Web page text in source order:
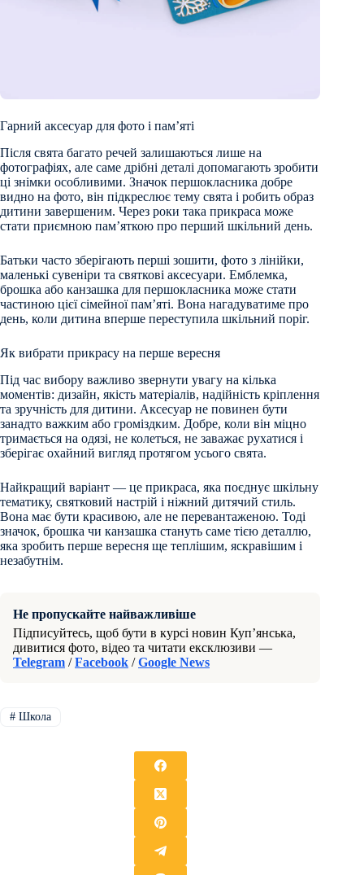
Гарний аксесуар для фото і пам’яті
Після свята багато речей залишаються лише на
фотографіях, але саме дрібні деталі допомагають зробити
ці знімки особливими. Значок першокласника добре
видно на фото, він підкреслює тему свята і робить образ
дитини завершеним. Через роки така прикраса може
стати приємною пам’яткою про перший шкільний день.
Батьки часто зберігають перші зошити, фото з лінійки,
маленькі сувеніри та святкові аксесуари. Емблемка,
брошка або канзашка для першокласника може стати
частиною цієї сімейної пам’яті. Вона нагадуватиме про
день, коли дитина вперше переступила шкільний поріг.
Як вибрати прикрасу на перше вересня
Під час вибору важливо звернути увагу на кілька
моментів: дизайн, якість матеріалів, надійність кріплення
та зручність для дитини. Аксесуар не повинен бути
занадто важким або громіздким. Добре, коли він міцно
тримається на одязі, не колеться, не заважає рухатися і
зберігає охайний вигляд протягом усього свята.
Найкращий варіант — це прикраса, яка поєднує шкільну
тематику, святковий настрій і ніжний дитячий стиль.
Вона має бути красивою, але не перевантаженою. Тоді
значок, брошка чи канзашка стануть саме тією деталлю,
яка зробить перше вересня ще теплішим, яскравішим і
незабутнім.
Не пропускайте найважливіше
Підписуйтесь, щоб бути в курсі новин Куп’янська,
дивитися фото, відео та читати ексклюзиви —
Telegram /Facebook /Google News
#Школа